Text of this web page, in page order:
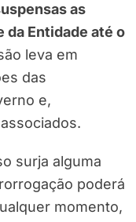
as
da Entidade até o
leva em
das
e,
surja alguma
poderá
momento,